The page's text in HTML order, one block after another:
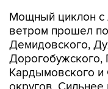
Мощный циклон с
ветром прошел
Демидовского,
Дорогобужского,
Кардымовского и